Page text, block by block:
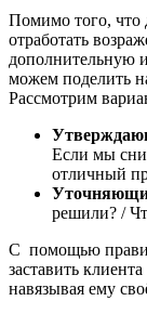
Помимо того, что
отработать
дополнительную
можем поделить
Рассмотрим
Если мы
отличный
решили? /
С помощью
заставить
навязывая ему